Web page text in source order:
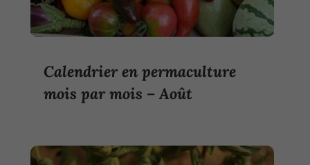
Calendrier en permaculture
mois par mois – Août